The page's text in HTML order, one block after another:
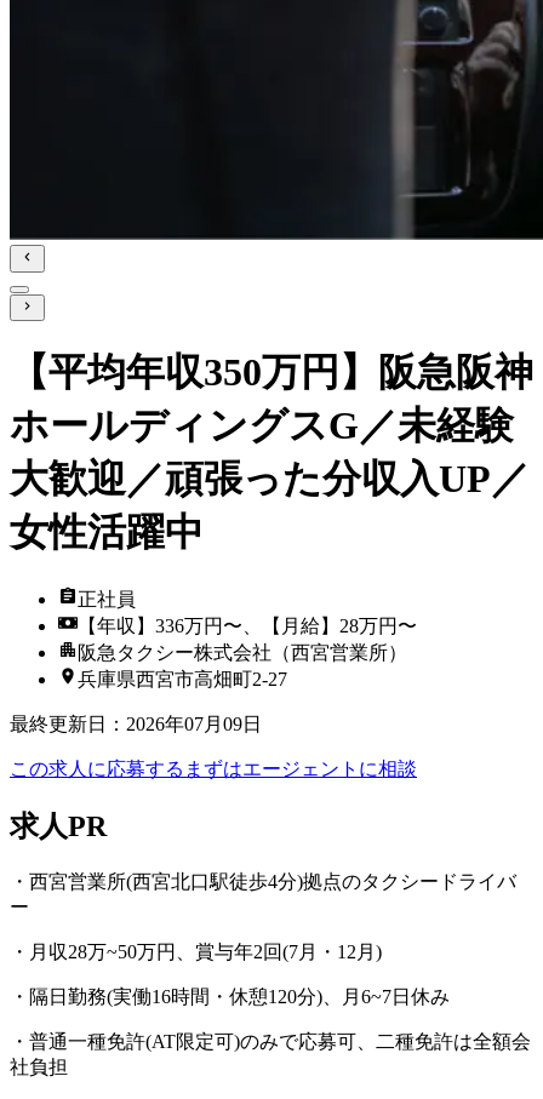
【平均年収350万円】阪急阪神
ホールディングスG／未経験
大歓迎／頑張った分収入UP／
女性活躍中
正社員
【年収】336万円〜、【月給】28万円〜
阪急タクシー株式会社（西宮営業所）
兵庫県西宮市高畑町2-27
最終更新日 ： 2026年07月09日
この求人に応募する まずはエージェントに相談
求人PR
・西宮営業所(西宮北口駅徒歩4分)拠点のタクシードライバ
ー
・月収28万~50万円、賞与年2回(7月・12月)
・隔日勤務(実働16時間・休憩120分)、月6~7日休み
・普通一種免許(AT限定可)のみで応募可、二種免許は全額会
社負担